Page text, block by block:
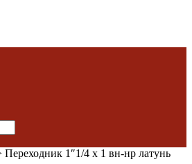
Переходник 1″1/4 х 1 вн-нр латунь